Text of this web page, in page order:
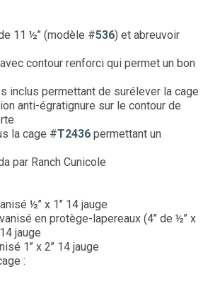
11 ½’’ (modèle #536) et abreuvoir
avec contour renforci qui permet un bon
inclus permettant de surélever la cage
anti-égratignure sur le contour de
la cage #T2436 permettant un
par Ranch Cunicole
½’’ x 1’’ 14 jauge
en protège-lapereaux (4’’ de ½’’ x
14 jauge
1’’ x 2’’ 14 jauge
: